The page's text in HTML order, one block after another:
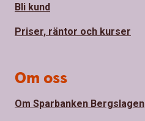
Bli kund
Priser, räntor och kurser
Om oss
Om Sparbanken Bergslagen